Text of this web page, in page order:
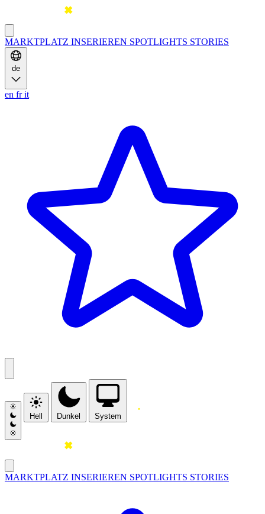
MARKTPLATZ INSERIEREN SPOTLIGHTS STORIES
de
en frit
Hell Dunkel System
MARKTPLATZ INSERIEREN SPOTLIGHTS STORIES